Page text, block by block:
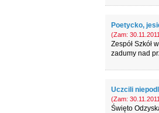
Poetycko,
(Zam:
Zespół Szkół
zadumy nad
Uczcili
(Zam:
Święto